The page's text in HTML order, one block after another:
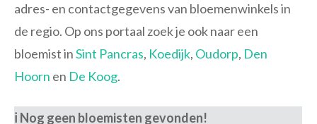
adres- en contactgegevens van bloemenwinkels in
de regio. Op ons portaal zoek je ook naar een
bloemist inSint Pancras, Koedijk, Oudorp, Den
Hoorn en De Koog.
ℹ️ Nog geen bloemisten gevonden!